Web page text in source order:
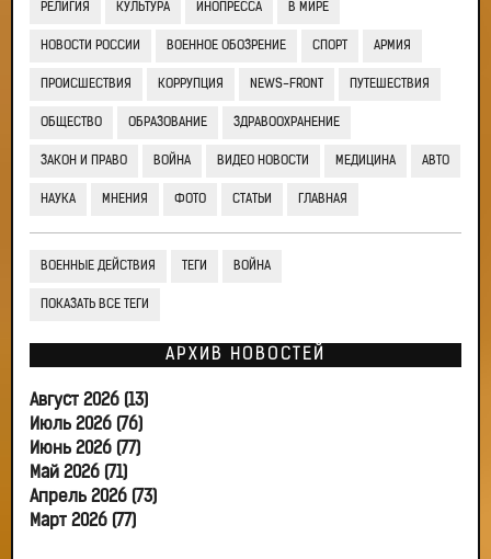
РЕЛИГИЯ КУЛЬТУРА ИНОПРЕССА В МИРЕ
НОВОСТИ РОССИИ ВОЕННОЕ ОБОЗРЕНИЕ СПОРТ АРМИЯ
ПРОИСШЕСТВИЯ КОРРУПЦИЯ NEWS-FRONT ПУТЕШЕСТВИЯ
ОБЩЕСТВО ОБРАЗОВАНИЕ ЗДРАВООХРАНЕНИЕ
ЗАКОН И ПРАВО ВОЙНА ВИДЕО НОВОСТИ МЕДИЦИНА АВТО
НАУКА МНЕНИЯ ФОТО СТАТЬИ ГЛАВНАЯ
ВОЕННЫЕ ДЕЙСТВИЯ ТЕГИ ВОЙНА
ПОКАЗАТЬ ВСЕ ТЕГИ
АРХИВ НОВОСТЕЙ
Август 2026 (13)
Июль 2026 (76)
Июнь 2026 (77)
Май 2026 (71)
Апрель 2026 (73)
Март 2026 (77)